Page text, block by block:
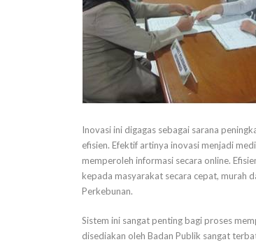
Inovasi ini digagas sebagai sarana
efisien. Efektif artinya inovasi menjadi
memperoleh informasi secara online.
kepada masyarakat secara cepat, murah
Perkebunan.
Sistem ini sangat penting bagi proses
disediakan oleh Badan Publik sangat